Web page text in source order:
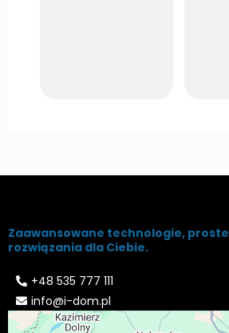
Zaawansowane technologie, proste
rozwiązania dla Ciebie.
+48 535 777 111
info@i-dom.pl